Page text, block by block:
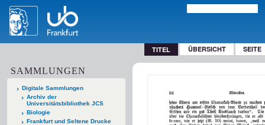
TITEL ÜBERSICHT SEITE
SAMMLUNGEN
Digitale Sammlungen
Archiv der
Universitätsbibliothek JCS
Biologie
Frankfurt und Seltene Drucke